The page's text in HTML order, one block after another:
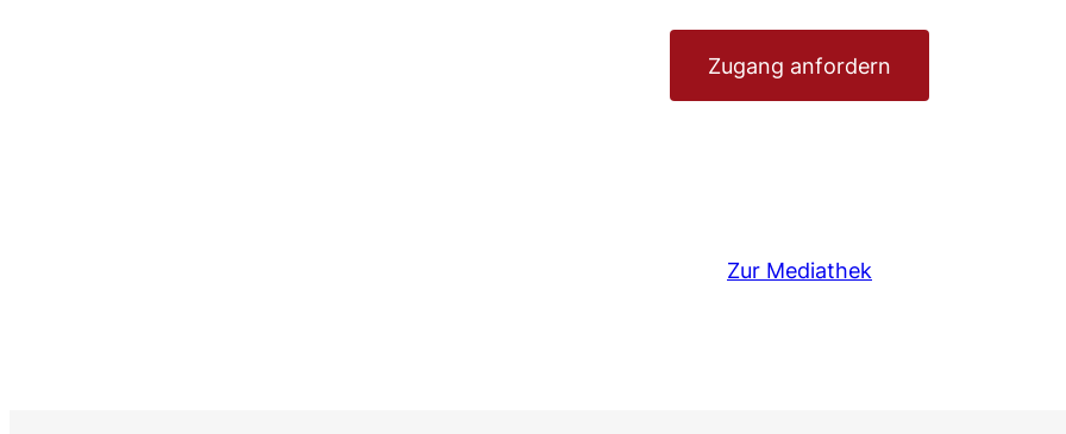
Zugang anfordern
Zur Mediathek